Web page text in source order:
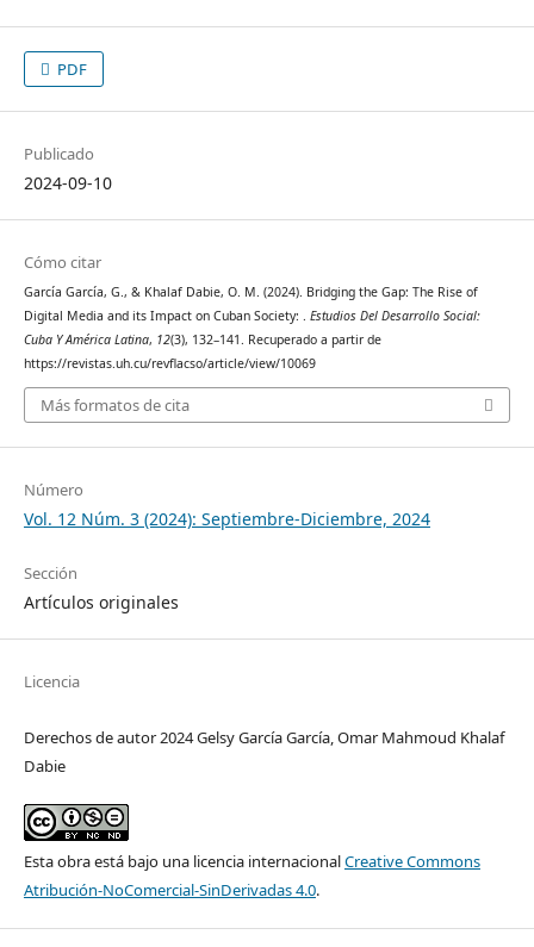
PDF
Publicado
2024-09-10
Cómo citar
García García, G., & Khalaf Dabie, O. M. (2024). Bridging the Gap: The Rise of
Digital Media and its Impact on Cuban Society: . Estudios Del Desarrollo Social:
Cuba Y América Latina, 12(3), 132–141. Recuperado a partir de
https://revistas.uh.cu/revflacso/article/view/10069
Más formatos de cita
Número
Vol. 12 Núm. 3 (2024): Septiembre-Diciembre, 2024
Sección
Artículos originales
Licencia
Derechos de autor 2024 Gelsy García García, Omar Mahmoud Khalaf
Dabie
Esta obra está bajo una licencia internacionalCreative Commons
Atribución-NoComercial-SinDerivadas 4.0.